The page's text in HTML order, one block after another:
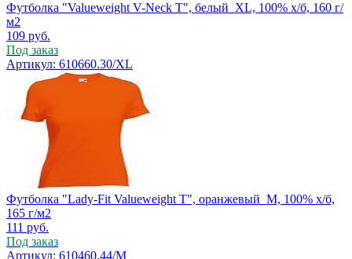
Футболка "Valueweight V-Neck T", белый_XL, 100% х/б, 160 г/
м2
109 руб.
Под заказ
Артикул: 610660.30/XL
Футболка "Lady-Fit Valueweight T", оранжевый_M, 100% х/б,
165 г/м2
111 руб.
Под заказ
Артикул: 610460.44/M